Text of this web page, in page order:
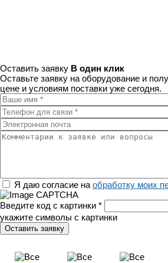
Оставить заявку В один клик
Оставьте заявку на оборудование и
цене и условиям поставки уже сегодня.
Ваше имя*
Телефон для связи
Электронная почта
Комментарии к заявке или вопросы
РегионЯ даю согласие на обработку моих
Введите код с картинки *
укажите символы с картинки